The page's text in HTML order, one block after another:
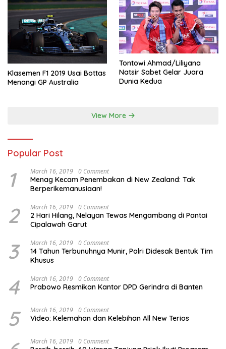
Klasemen F1 2019 Usai Bottas
Menangi GP Australia
Tontowi Ahmad/Liliyana
Natsir Sabet Gelar Juara
Dunia Kedua
View More
Popular Post
1 March 16, 2019 0 Comment
Menag Kecam Penembakan di New Zealand: Tak
Berperikemanusiaan!
2 March 16, 2019 0 Comment
2 Hari Hilang, Nelayan Tewas Mengambang di Pantai
Cipalawah Garut
3 March 16, 2019 0 Comment
14 Tahun Terbunuhnya Munir, Polri Didesak Bentuk Tim
Khusus
4 March 16, 2019 0 Comment
Prabowo Resmikan Kantor DPD Gerindra di Banten
5 March 16, 2019 0 Comment
Video: Kelemahan dan Kelebihan All New Terios
March 16, 2019 0 Comment